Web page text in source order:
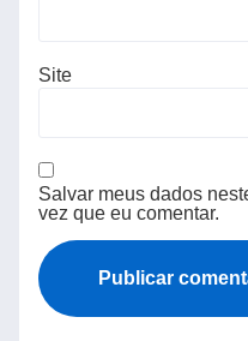
Site
Salvar meus dados
vez que eu comentar.